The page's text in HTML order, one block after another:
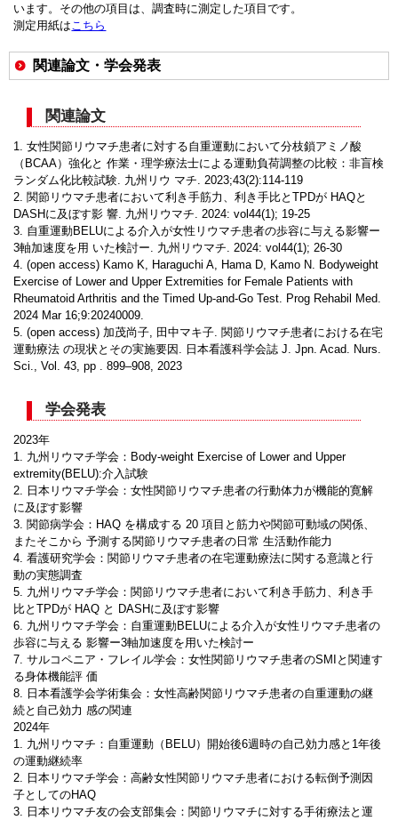
います。その他の項目は、調査時に測定した項目です。
測定用紙はこちら
関連論文・学会発表
関連論文
1. 女性関節リウマチ患者に対する自重運動において分枝鎖アミノ酸
（BCAA）強化と 作業・理学療法士による運動負荷調整の比較：非盲検
ランダム化比較試験. 九州リウ マチ. 2023;43(2):114-119
2. 関節リウマチ患者において利き手筋力、利き手比とTPDが HAQと
DASHに及ぼす影 響. 九州リウマチ. 2024: vol44(1); 19-25
3. 自重運動BELUによる介入が女性リウマチ患者の歩容に与える影響ー
3軸加速度を用 いた検討ー. 九州リウマチ. 2024: vol44(1); 26-30
4. (open access) Kamo K, Haraguchi A, Hama D, Kamo N. Bodyweight
Exercise of Lower and Upper Extremities for Female Patients with
Rheumatoid Arthritis and the Timed Up-and-Go Test. Prog Rehabil Med.
2024 Mar 16;9:20240009.
5. (open access) 加茂尚子, 田中マキ子. 関節リウマチ患者における在宅
運動療法 の現状とその実施要因. 日本看護科学会誌 J. Jpn. Acad. Nurs.
Sci., Vol. 43, pp . 899–908, 2023
学会発表
2023年
1. 九州リウマチ学会：Body-weight Exercise of Lower and Upper
extremity(BELU):介入試験
2. 日本リウマチ学会：女性関節リウマチ患者の行動体力が機能的寛解
に及ぼす影響
3. 関節病学会：HAQ を構成する 20 項目と筋力や関節可動域の関係、
またそこから 予測する関節リウマチ患者の日常 生活動作能力
4. 看護研究学会：関節リウマチ患者の在宅運動療法に関する意識と行
動の実態調査
5. 九州リウマチ学会：関節リウマチ患者において利き手筋力、利き手
比とTPDが HAQ と DASHに及ぼす影響
6. 九州リウマチ学会：自重運動BELUによる介入が女性リウマチ患者の
歩容に与える 影響ー3軸加速度を用いた検討ー
7. サルコペニア・フレイル学会：女性関節リウマチ患者のSMIと関連す
る身体機能評 価
8. 日本看護学会学術集会：女性高齢関節リウマチ患者の自重運動の継
続と自己効力 感の関連
2024年
1. 九州リウマチ：自重運動（BELU）開始後6週時の自己効力感と1年後
の運動継続率
2. 日本リウマチ学会：高齢女性関節リウマチ患者における転倒予測因
子としてのHAQ
3. 日本リウマチ友の会支部集会：関節リウマチに対する手術療法と運